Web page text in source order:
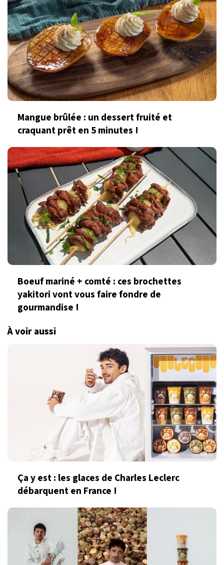
Mangue brûlée : un dessert fruité et
craquant prêt en 5 minutes !
Boeuf mariné + comté : ces brochettes
yakitori vont vous faire fondre de
gourmandise !
À voir aussi
Ça y est : les glaces de Charles Leclerc
débarquent en France !